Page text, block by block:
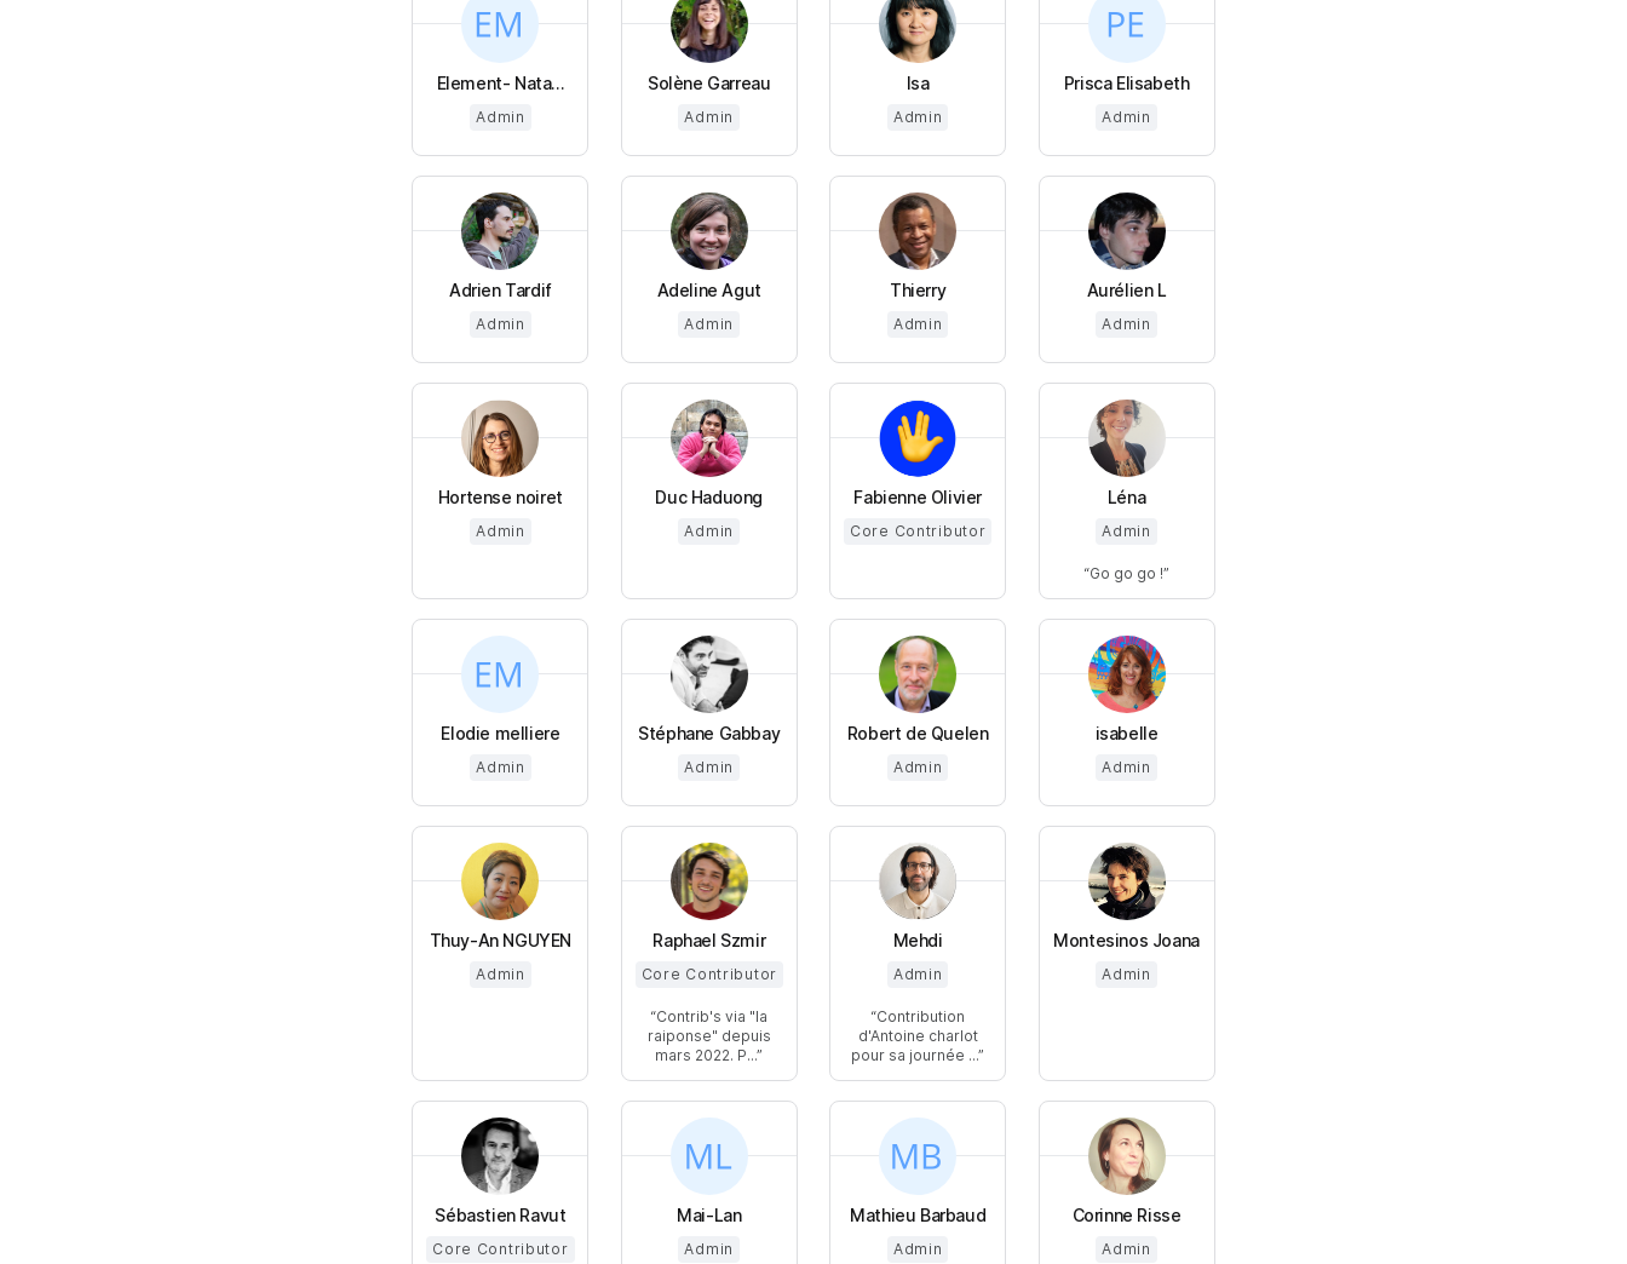
Element- Nata...
Admin
Solène Garreau
Admin
Isa
Admin
Prisca Elisabeth
Admin
Adrien Tardif
Admin
Adeline Agut
Admin
Thierry
Admin
Aurélien L
Admin
Hortense noiret
Admin
Duc Haduong
Admin
Fabienne Olivier
Core Contributor
Léna
Admin
Go go go !
Elodie melliere
Admin
Stéphane Gabbay
Admin
Robert de Quelen
Admin
isabelle
Admin
Thuy-An NGUYEN
Admin
Raphael Szmir
Core Contributor
Contrib's via "la
raiponse" depuis
mars 2022. P...
Mehdi
Admin
Contribution
d'Antoine charlot
pour sa journée ...
Montesinos Joana
Admin
Sébastien Ravut
Core Contributor
Mai-Lan
Admin
Mathieu Barbaud
Admin
Corinne Risse
Admin